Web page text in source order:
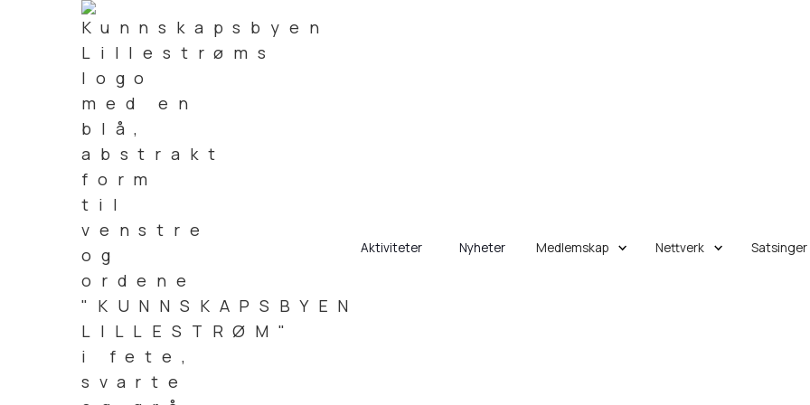
Aktiviteter Nyheter Medlemskap Nettverk Satsinger